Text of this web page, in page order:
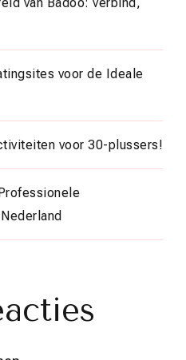
voor de Ideale
voor 30-plussers!